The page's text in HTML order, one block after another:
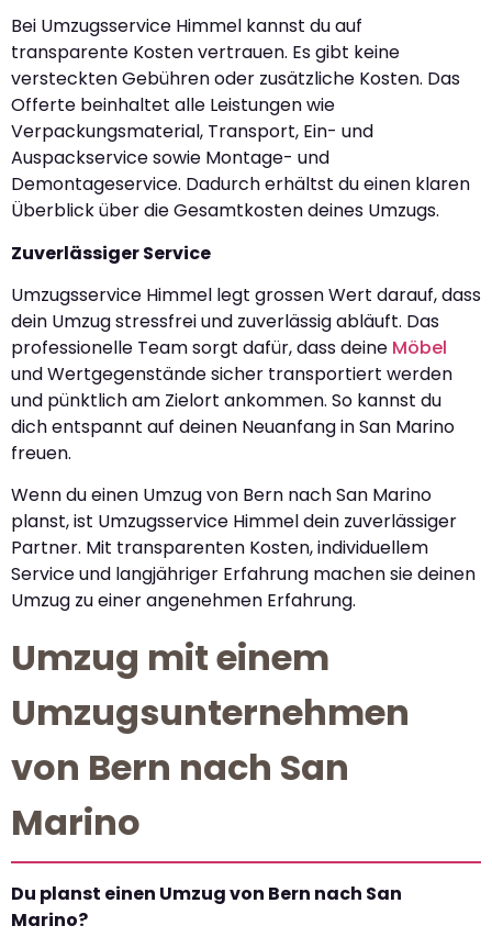
Bei Umzugsservice Himmel kannst du auf
transparente Kosten vertrauen. Es gibt keine
versteckten Gebühren oder zusätzliche Kosten. Das
Offerte beinhaltet alle Leistungen wie
Verpackungsmaterial, Transport, Ein- und
Auspackservice sowie Montage- und
Demontageservice. Dadurch erhältst du einen klaren
Überblick über die Gesamtkosten deines Umzugs.
Zuverlässiger Service
Umzugsservice Himmel legt grossen Wert darauf, dass
dein Umzug stressfrei und zuverlässig abläuft. Das
professionelle Team sorgt dafür, dass deine Möbel
und Wertgegenstände sicher transportiert werden
und pünktlich am Zielort ankommen. So kannst du
dich entspannt auf deinen Neuanfang in San Marino
freuen.
Wenn du einen Umzug von Bern nach San Marino
planst, ist Umzugsservice Himmel dein zuverlässiger
Partner. Mit transparenten Kosten, individuellem
Service und langjähriger Erfahrung machen sie deinen
Umzug zu einer angenehmen Erfahrung.
Umzug mit einem
Umzugsunternehmen
von Bern nach San
Marino
Du planst einen Umzug von Bern nach San
Marino?